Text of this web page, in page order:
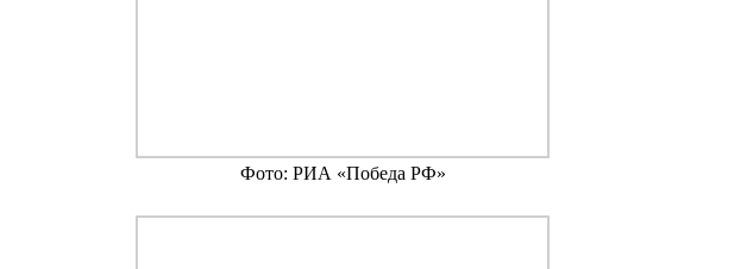
Фото: РИА «Победа РФ»